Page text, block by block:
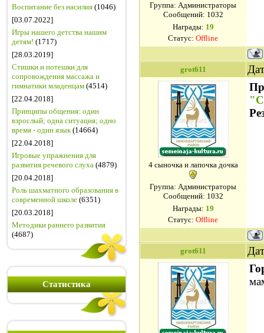
Воспитание без насилия (1046)
[03.07.2022]
Игры нашего детства нашим
детям! (1717)
[28.03.2019]
Стишки и потешки для
сопровождения массажа и
гимнатики младенцам (4514)
[22.04.2018]
Принципы общения: один
взрослый; одна ситуация; одно
время - один язык(14664)
[22.04.2018]
Игровые упражнения для
развития речевого слуха (4879)
[20.04.2018]
Роль шахматного образования в
современной школе (6351)
[20.03.2018]
Методики раннего развития
(4687)
Статистика
Группа: Администраторы
Сообщений: 1032
Награды: 19
Статус: Offline
grot611
4 сыночка и лапочка дочка
Группа: Администраторы
Сообщений: 1032
Награды: 19
Статус: Offline
grot611